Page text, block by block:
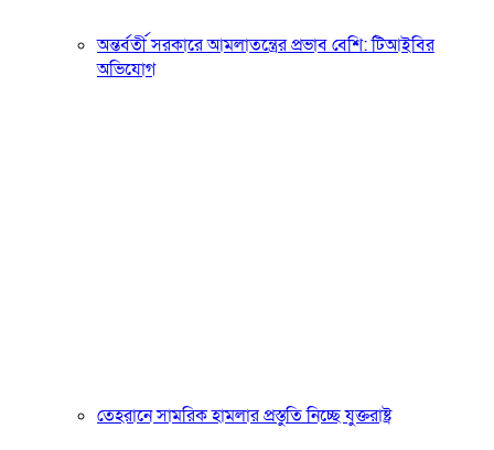
অন্তর্বর্তী সরকারে আমলাতন্ত্রের প্রভাব বেশি: টিআইবির
অভিযোগ
তেহরানে সামরিক হামলার প্রস্তুতি নিচ্ছে যুক্তরাষ্ট্র